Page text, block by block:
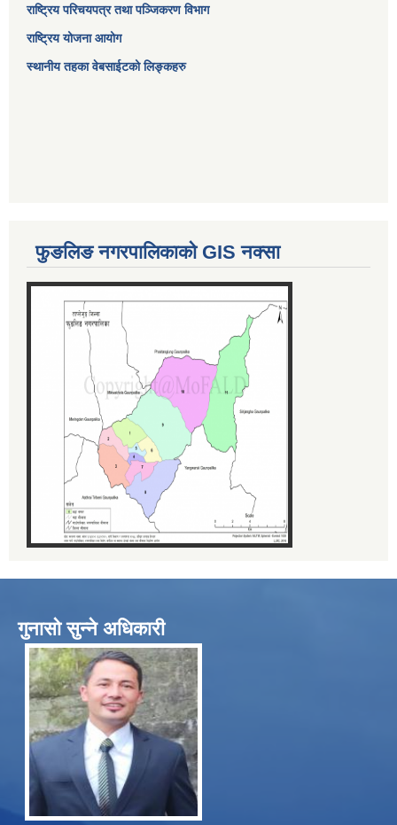
राष्ट्रिय परिचयपत्र तथा पञ्जिकरण विभाग
राष्ट्रिय योजना आयोग
स्थानीय तहका वेबसाईटको लिङ्कहरु
फुङलिङ नगरपालिकाको GIS नक्सा
गुनासो सुन्ने अधिकारी